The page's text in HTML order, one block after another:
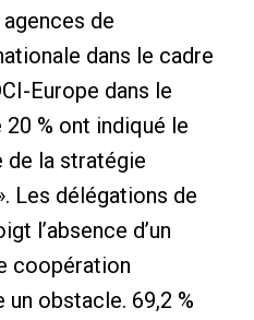
de
dans le cadre
Europe dans le
% ont indiqué le
de la stratégie
Les délégations de
l’absence d’un
coopération
obstacle. 69,2 %